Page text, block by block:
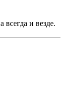
всегда и везде.